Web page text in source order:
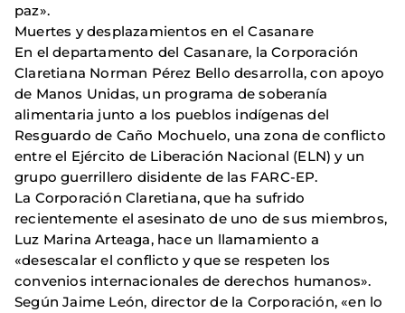
paz».
Muertes y desplazamientos en el Casanare
En el departamento del Casanare, la Corporación
Claretiana Norman Pérez Bello desarrolla, con apoyo
de Manos Unidas, un programa de soberanía
alimentaria junto a los pueblos indígenas del
Resguardo de Caño Mochuelo, una zona de conflicto
entre el Ejército de Liberación Nacional (ELN) y un
grupo guerrillero disidente de las FARC-EP.
La Corporación Claretiana, que ha sufrido
recientemente el asesinato de uno de sus miembros,
Luz Marina Arteaga, hace un llamamiento a
«desescalar el conflicto y que se respeten los
convenios internacionales de derechos humanos».
Según Jaime León, director de la Corporación, «en lo